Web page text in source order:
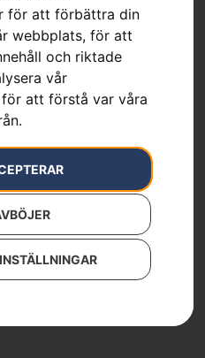
för att förbättra din
webbplats, för att
och riktade
vår
att förstå var våra
,för
,Reservdelar & tillbehör